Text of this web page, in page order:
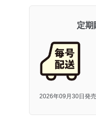
定期
2026年09月30日発